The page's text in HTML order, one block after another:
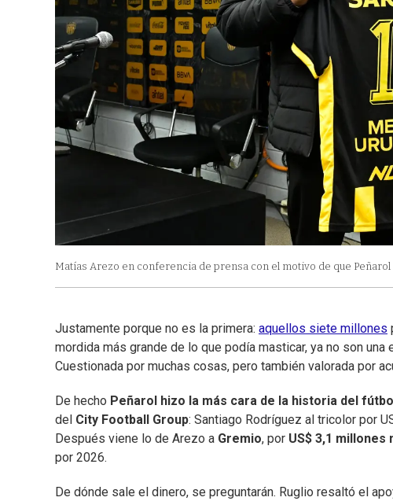
Matías Arezo en conferencia de prensa con el motivo de que
Justamente porque no es la primera: aquellos siete millones
mordida más grande de lo que podía masticar, ya no son
Cuestionada por muchas cosas, pero también valorada por
De hecho Peñarol hizo la más cara de la historia del
del City Football Group: Santiago Rodríguez al tricolor por
Después viene lo de Arezo a Gremio, por US$ 3,1 millones
por 2026.
De dónde sale el dinero, se preguntarán. Ruglio resaltó el